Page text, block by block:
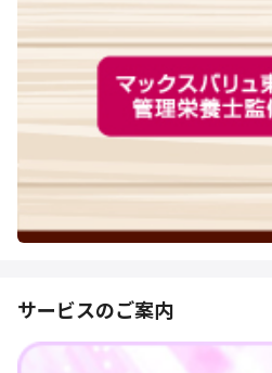
サービスのご案内